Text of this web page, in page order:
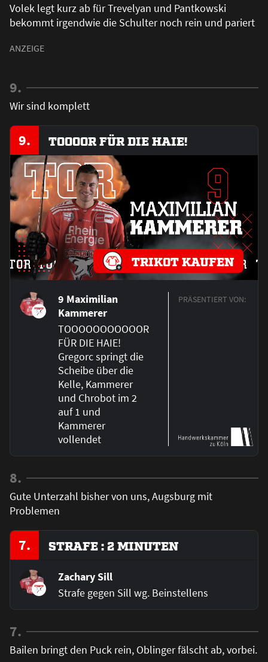
Volek legt kurz ab für Trevelyan und Pantkowski
bekommt irgendwie die Schulter noch rein und pariert
9.
Wir sind komplett
9. TOOOOR FÜR DIE HAIE!
TRIKOT KAUFEN
9 Maximilian
Kammerer
TOOOOOOOOOOOR
FÜR DIE HAIE!
Gregorc springt die
Scheibe über die
Kelle, Kammerer
und Chrobot im 2
auf 1 und
Kammerer
vollendet
PRÄSENTIERT VON:
8.
Gute Unterzahl bisher von uns, Augsburg mit
Problemen
7. STRAFE : 2 MINUTEN
Zachary Sill
Strafe gegen Sill wg. Beinstellens
7.
Bailen bringt den Puck rein, Oblinger fälscht ab, vorbei.